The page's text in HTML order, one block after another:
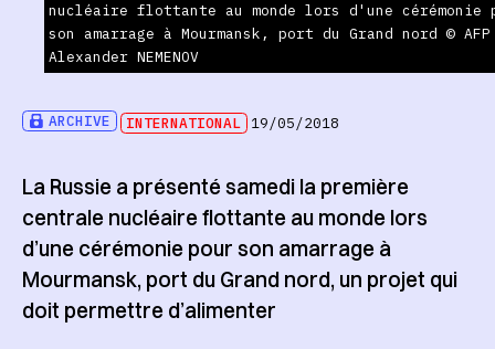
ARCHIVE INTERNATIONAL 19/05/2018
nucléaire flottante au monde lors d'une cérémonie
son amarrage à Mourmansk, port du Grand nord © AFP
Alexander NEMENOV
La Russie a présenté samedi la première
centrale nucléaire flottante au monde lors
d’une cérémonie pour son amarrage à
Mourmansk, port du Grand nord, un projet qui
doit permettre d’alimenter